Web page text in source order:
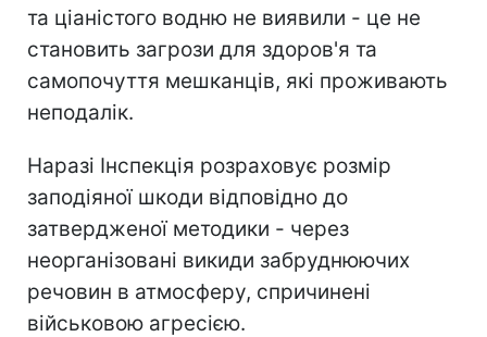
та ціаністого водню не виявили - це не
становить загрози для здоров'я та
самопочуття мешканців, які проживають
неподалік.
Наразі Інспекція розраховує розмір
заподіяної шкоди відповідно до
затвердженої методики - через
неорганізовані викиди забруднюючих
речовин в атмосферу, спричинені
військовою агресією.